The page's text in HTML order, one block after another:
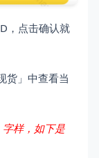
，点击确认就
货」中查看当
字样，如下是